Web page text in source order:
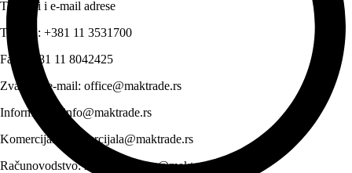
Telefoni i e-mail adrese
Telefon: +381 11 3531700
Fax:
+381 11 8042425
Zvanični e-mail: office@maktrade.rs
Informacije:
info@maktrade.rs
Komercijala:
komercijala@maktrade.rs
Računovodstvo:racunovodstvo@maktrade.rs